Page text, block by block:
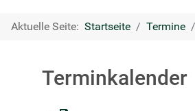
Aktuelle Seite: Startseite Termine
Terminkalender